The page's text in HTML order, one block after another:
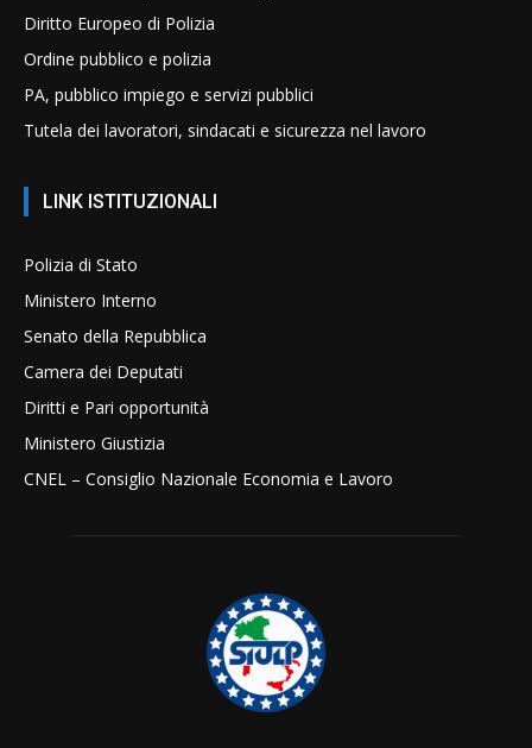
Diritto Europeo di Polizia
Ordine pubblico e polizia
PA, pubblico impiego e servizi pubblici
Tutela dei lavoratori, sindacati e sicurezza nel lavoro
LINK ISTITUZIONALI
Polizia di Stato
Ministero Interno
Senato della Repubblica
Camera dei Deputati
Diritti e Pari opportunità
Ministero Giustizia
CNEL – Consiglio Nazionale Economia e Lavoro